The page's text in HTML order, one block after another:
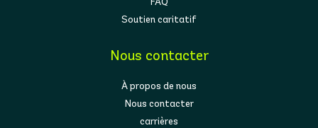
Soutien caritatif
Nous contacter
À propos de nous
Nous contacter
carrières